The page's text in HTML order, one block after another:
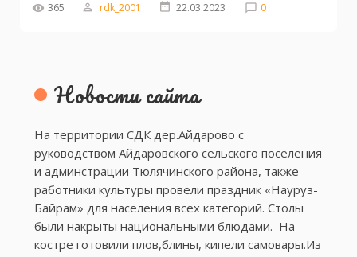
365 rdk_2001 22.03.2023 0
Новости сайта
На территории СДК дер.Айдарово с
руководством Айдаровского сельского поселения
и админстрации Тюлячинского района, также
работники культуры провели праздник «Науруз-
Байрам» для населения всех категорий. Столы
были накрыты национальными блюдами. ​ На
костре готовили плов,блины, кипели самовары.Из